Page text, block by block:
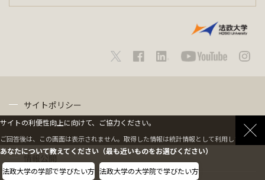
サイトポリシー
情報公開
サイトの利便性向上に向けて、ご協力ください。
ご回答後は、この画面は表示されません。取得した情報は統計情報として利用します。
あなたについて教えてください（最も近いものをお選びください）
法政大学の学部で学びたい方 法政大学の大学院で学びたい方